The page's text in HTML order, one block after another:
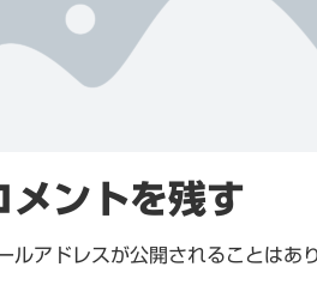
メントを残す
ルアドレスが公開されることはあ